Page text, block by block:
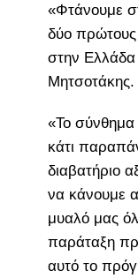
«Φτάνουμε
δύο πρώτους
στην Ελλάδα
Μητσοτάκης.
«Το σύνθημα
κάτι
διαβατήριο
να κάνουμε
μυαλό μας
παράταξη
αυτό το